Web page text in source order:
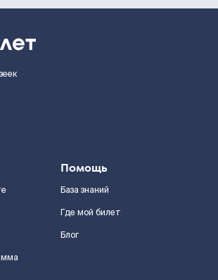
Помощь
База знаний
Где мой билет
Блог